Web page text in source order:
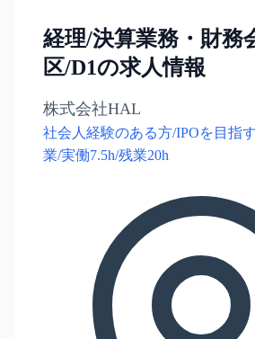
経理/決算業務・財務
区/D1の求人情報
株式会社HAL
社会人経験のある方/IPOを目指
業/実働7.5h/残業20h